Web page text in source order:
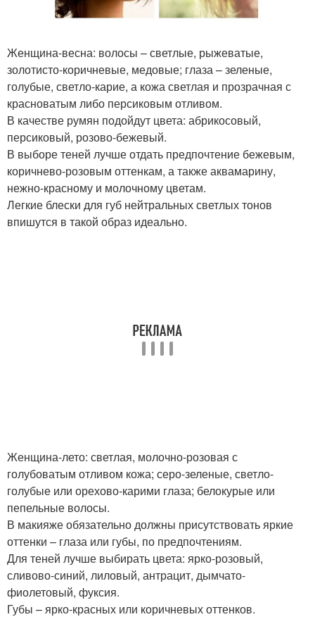
Женщина-весна: волосы – светлые, рыжеватые,
золотисто-коричневые, медовые; глаза – зеленые,
голубые, светло-карие, а кожа светлая и прозрачная с
красноватым либо персиковым отливом.
В качестве румян подойдут цвета: абрикосовый,
персиковый, розово-бежевый.
В выборе теней лучше отдать предпочтение бежевым,
коричнево-розовым оттенкам, а также аквамарину,
нежно-красному и молочному цветам.
Легкие блески для губ нейтральных светлых тонов
впишутся в такой образ идеально.
Женщина-лето: светлая, молочно-розовая с
голубоватым отливом кожа; серо-зеленые, светло-
голубые или орехово-карими глаза; белокурые или
пепельные волосы.
В макияже обязательно должны присутствовать яркие
оттенки – глаза или губы, по предпочтениям.
Для теней лучше выбирать цвета: ярко-розовый,
сливово-синий, лиловый, антрацит, дымчато-
фиолетовый, фуксия.
Губы – ярко-красных или коричневых оттенков.